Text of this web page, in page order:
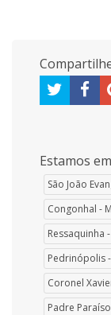
Estamos
São João
Congonhal -
Ressaquinha
Pedrinópolis
Coronel
Padre